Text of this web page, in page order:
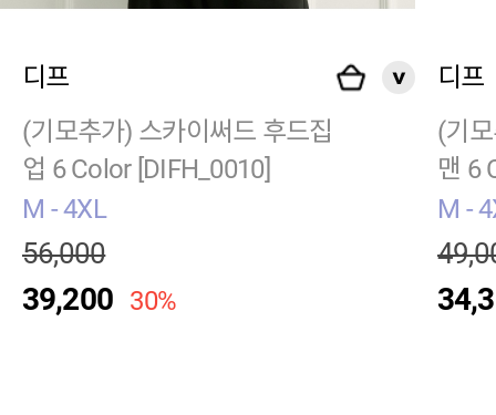
디프
(기모추가) 스카이써드 후드집
업 6 Color [DIFH_0010]
M - 4XL
56,000
39,200 30%
디프
(기
맨 6
M -